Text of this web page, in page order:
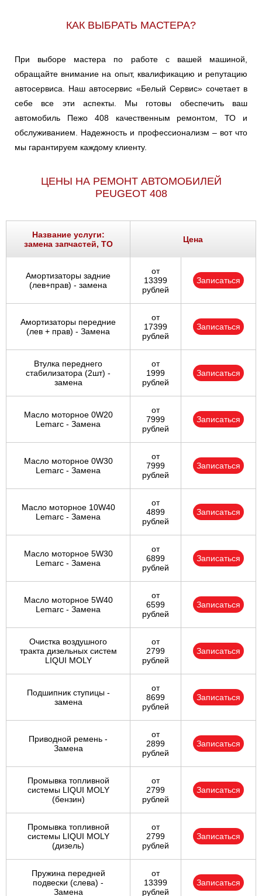
КАК ВЫБРАТЬ МАСТЕРА?
При выборе мастера по работе с вашей машиной,
обращайте внимание на опыт, квалификацию и репутацию
автосервиса. Наш автосервис «Белый Сервис» сочетает в
себе все эти аспекты. Мы готовы обеспечить ваш
автомобиль Пежо 408 качественным ремонтом, ТО и
обслуживанием. Надежность и профессионализм – вот что
мы гарантируем каждому клиенту.
ЦЕНЫ НА РЕМОНТ АВТОМОБИЛЕЙ
PEUGEOT 408
Название услуги:
замена запчастей, ТО
Цена
Амортизаторы задние
(лев+прав) - замена
от
13399
рублей
Записаться
Амортизаторы передние
(лев + прав) - Замена
от
17399
рублей
Записаться
Втулка переднего
стабилизатора (2шт) -
замена
от
1999
рублей
Записаться
Масло моторное 0W20
Lemarc - Замена
от
7999
рублей
Записаться
Масло моторное 0W30
Lemarc - Замена
от
7999
рублей
Записаться
Масло моторное 10W40
Lemarc - Замена
от
4899
рублей
Записаться
Масло моторное 5W30
Lemarc - Замена
от
6899
рублей
Записаться
Масло моторное 5W40
Lemarc - Замена
от
6599
рублей
Записаться
Очистка воздушного
тракта дизельных систем
LIQUI MOLY
от
2799
рублей
Записаться
Подшипник ступицы -
замена
от
8699
рублей
Записаться
Приводной ремень -
Замена
от
2899
рублей
Записаться
Промывка топливной
системы LIQUI MOLY
(бензин)
от
2799
рублей
Записаться
Промывка топливной
системы LIQUI MOLY
(дизель)
от
2799
рублей
Записаться
Пружина передней
подвески (слева) -
Замена
от
13399
рублей
Записаться